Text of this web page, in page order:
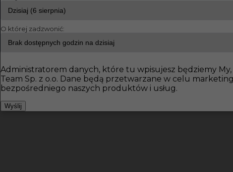
O której zadzwonić:
Administratorem danych, które tu wpisujesz będziemy My,
Team Sp. z o.o. Dane będą przetwarzane w celu
bezpośredniego naszych produktów i usług.
Wyślij